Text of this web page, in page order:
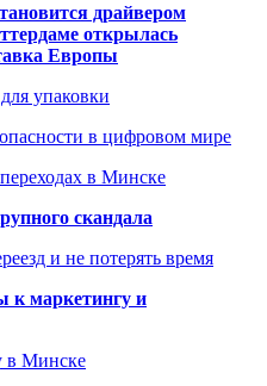
драйвером
открылась
Европы
упаковки
в цифровом мире
в Минске
скандала
и не потерять время
к маркетингу и
в Минске